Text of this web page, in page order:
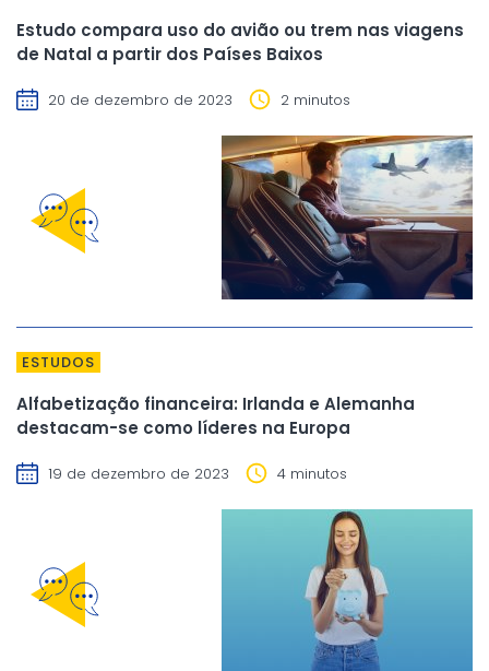
Estudo compara uso do avião ou trem nas viagens
de Natal a partir dos Países Baixos
20 de dezembro de 2023 2 minutos
ESTUDOS
Alfabetização financeira: Irlanda e Alemanha
destacam-se como líderes na Europa
19 de dezembro de 2023 4 minutos